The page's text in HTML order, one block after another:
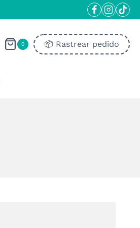
0 📦​ Rastrear pedido